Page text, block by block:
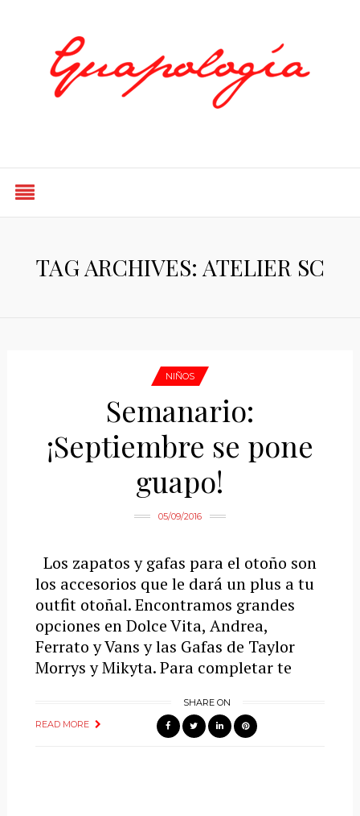
TAG ARCHIVES: ATELIER SC
NIÑOS
Semanario:
¡Septiembre se pone
guapo!
05/09/2016
Los zapatos y gafas para el otoño son
los accesorios que le dará un plus a tu
outfit otoñal. Encontramos grandes
opciones en Dolce Vita, Andrea,
Ferrato y Vans y las Gafas de Taylor
Morrys y Mikyta. Para completar te
READ MORE
SHARE ON